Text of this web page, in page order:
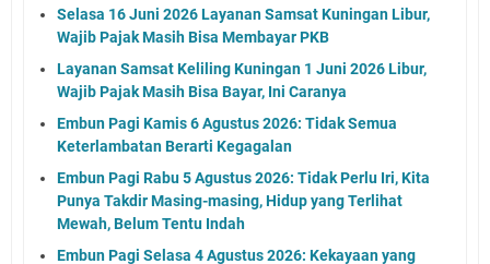
Selasa 16 Juni 2026 Layanan Samsat Kuningan Libur,
Wajib Pajak Masih Bisa Membayar PKB
Layanan Samsat Keliling Kuningan 1 Juni 2026 Libur,
Wajib Pajak Masih Bisa Bayar, Ini Caranya
Embun Pagi Kamis 6 Agustus 2026: Tidak Semua
Keterlambatan Berarti Kegagalan
Embun Pagi Rabu 5 Agustus 2026: Tidak Perlu Iri, Kita
Punya Takdir Masing-masing, Hidup yang Terlihat
Mewah, Belum Tentu Indah
Embun Pagi Selasa 4 Agustus 2026: Kekayaan yang